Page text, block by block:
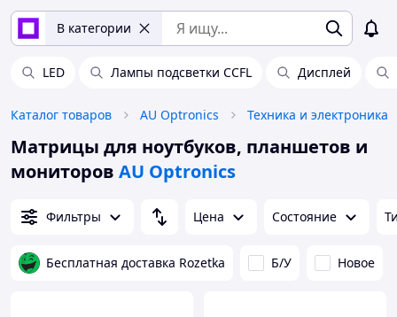
В категории
LED Лампы подсветки CCFL Дисплей
Каталог товаров AU Optronics Техника и электроника
Матрицы для ноутбуков, планшетов и
мониторов AU Optronics
Фильтры Цена Состояние
Бесплатная доставка Rozetka Б/У Новое